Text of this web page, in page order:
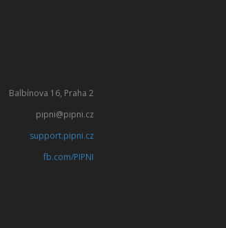
Balbínova 16, Praha 2
pipni@pipni.cz
support.pipni.cz
fb.com/PIPNI